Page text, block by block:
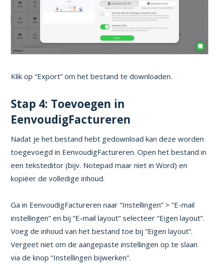
Klik op “Export” om het bestand te downloaden.
Stap 4: Toevoegen in
EenvoudigFactureren
Nadat je het bestand hebt gedownload kan deze worden
toegevoegd in EenvoudigFactureren. Open het bestand in
een teksteditor (bijv. Notepad maar niet in Word) en
kopiëer de volledige inhoud.
Ga in EenvoudigFactureren naar “Instellingen” > “E-mail
instellingen” en bij “E-mail layout” selecteer “Eigen layout”.
Voeg de inhoud van het bestand toe bij “Eigen layout”.
Vergeet niet om de aangepaste instellingen op te slaan
via de knop “Instellingen bijwerken”.